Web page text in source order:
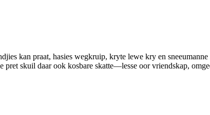
kan praat, hasies wegkruip, kryte lewe kry en sneeumanne
skuil daar ook kosbare skatte—lesse oor vriendskap,